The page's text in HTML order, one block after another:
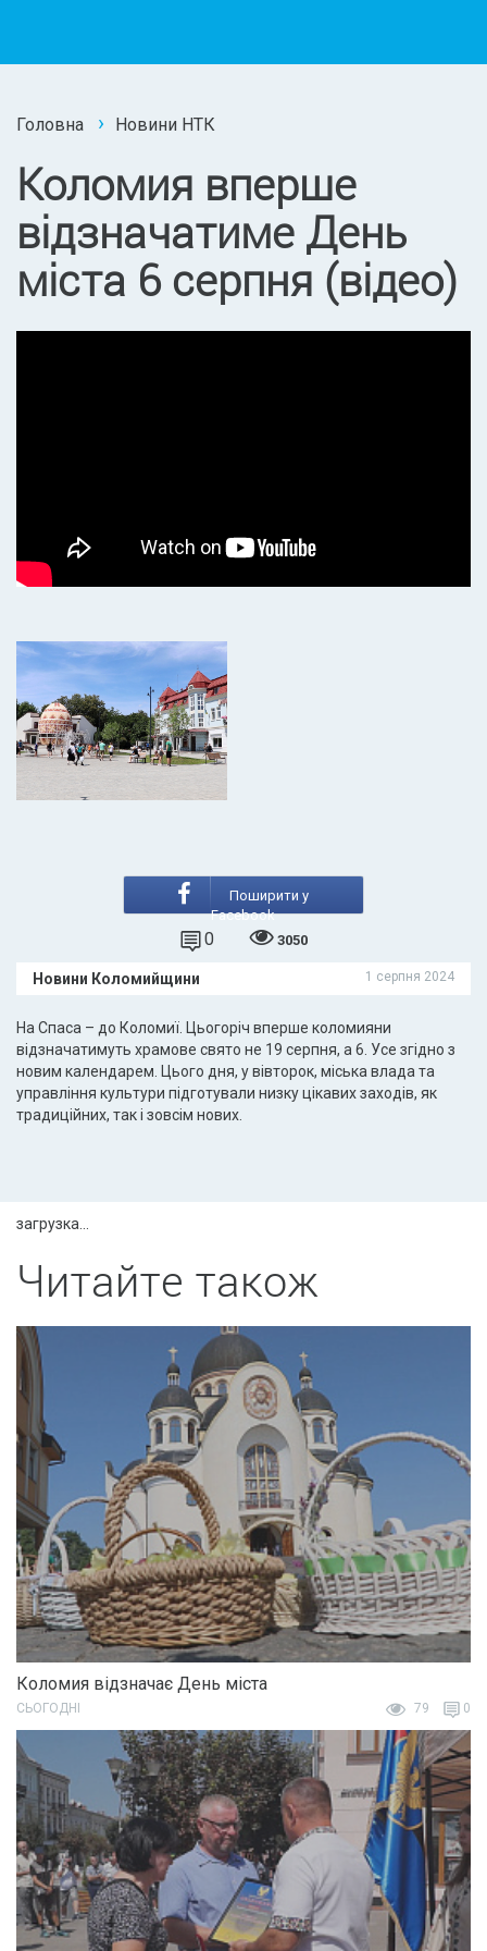
Головна Новини НТК
Коломия вперше
відзначатиме День
міста 6 серпня (відео)
Поширити у
Facebook
0 3050
Новини Коломийщини 1 серпня 2024
На Спаса – до Коломиї. Цьогоріч вперше коломияни
відзначатимуть храмове свято не 19 серпня, а 6. Усе згідно з
новим календарем. Цього дня, у вівторок, міська влада та
управління культури підготували низку цікавих заходів, як
традиційних, так і зовсім нових.
загрузка...
Читайте також
Коломия відзначає День міста
СЬОГОДНІ 79 0